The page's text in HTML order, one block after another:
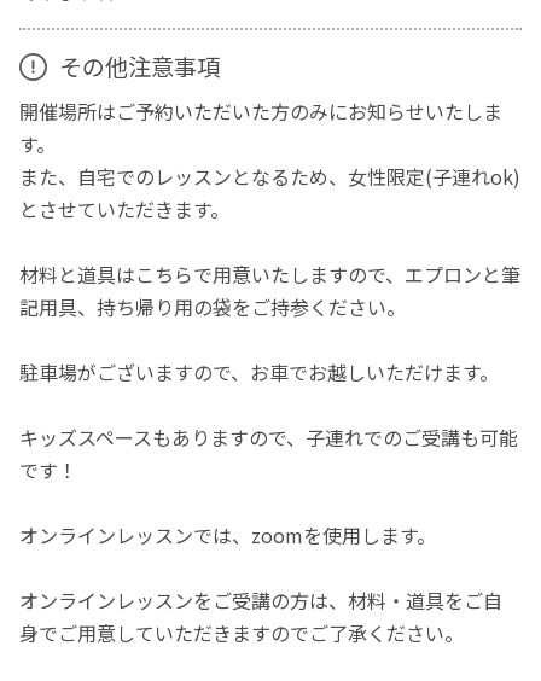
その他注意事項
開催場所はご予約いただいた方のみにお知らせいたしま
す。
また、自宅でのレッスンとなるため、女性限定(子連れok)
とさせていただきます。
材料と道具はこちらで用意いたしますので、エプロンと筆
記用具、持ち帰り用の袋をご持参ください。
駐車場がございますので、お車でお越しいただけます。
キッズスペースもありますので、子連れでのご受講も可能
です！
オンラインレッスンでは、zoomを使用します。
オンラインレッスンをご受講の方は、材料・道具をご自
身でご用意していただきますのでご了承ください。